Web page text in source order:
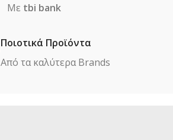
Με tbi bank
Ποιοτικά Προϊόντα
Από τα καλύτερα Βrands